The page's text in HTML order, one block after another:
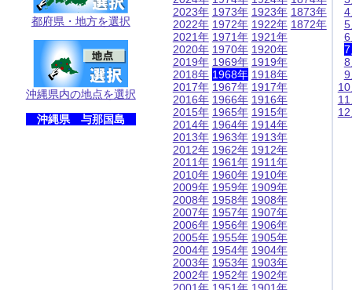
都府県・地方を選択
沖縄県内の地点を選択
沖縄県 与那国島
2023年
2022年
2021年
2020年
2019年
2018年
2017年
2016年
2015年
2014年
2013年
2012年
2011年
2010年
2009年
2008年
2007年
2006年
2005年
2004年
2003年
2002年
1973年
1972年
1971年
1970年
1969年
1968年
1967年
1966年
1965年
1964年
1963年
1962年
1961年
1960年
1959年
1958年
1957年
1956年
1955年
1954年
1953年
1952年
1923年
1922年
1921年
1920年
1919年
1918年
1917年
1916年
1915年
1914年
1913年
1912年
1911年
1910年
1909年
1908年
1907年
1906年
1905年
1904年
1903年
1902年
1873年
1872年